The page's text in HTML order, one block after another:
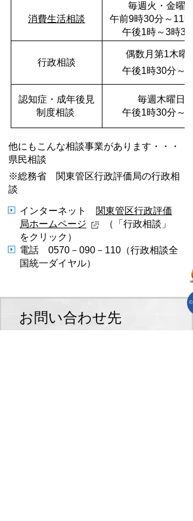
消費生活相談
毎週火・金曜日
午前9時30分～11時
午後1時～3時30
行政相談
偶数月第1木曜日
午後1時30分～4
認知症・成年後見
制度相談
毎週木曜日
午後1時30分～4
他にもこんな相談事業があります・・・
県民相談
※総務省 関東管区行政評価局の行政相
談
インターネット 関東管区行政評価
局ホームページ
（「行政相談」
をクリック）
電話 0570－090－110（行政相談全
国統一ダイヤル）
お問い合わせ先